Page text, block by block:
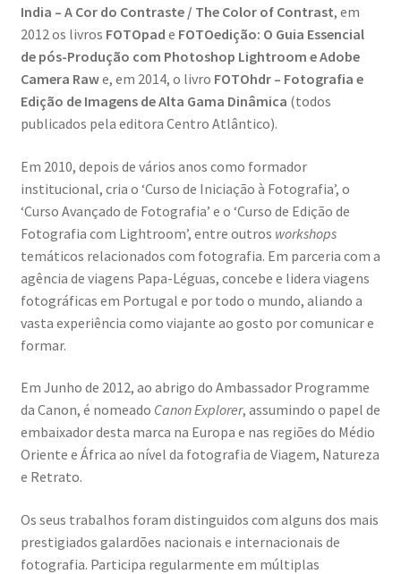
India – A Cor do Contraste / The Color of Contrast, em
2012 os livros FOTOpad e FOTOedição: O Guia Essencial
de pós-Produção com Photoshop Lightroom e Adobe
Camera Rawe, em 2014, o livro FOTOhdr – Fotografia e
Edição de Imagens de Alta Gama Dinâmica (todos
publicados pela editora Centro Atlântico).
Em 2010, depois de vários anos como formador
institucional, cria o ‘Curso de Iniciação à Fotografia’, o
‘Curso Avançado de Fotografia’ e o ‘Curso de Edição de
Fotografia com Lightroom’, entre outros workshops
temáticos relacionados com fotografia. Em parceria com a
agência de viagens Papa-Léguas, concebe e lidera viagens
fotográficas em Portugal e por todo o mundo, aliando a
vasta experiência como viajante ao gosto por comunicar e
formar.
Em Junho de 2012, ao abrigo do Ambassador Programme
da Canon, é nomeado Canon Explorer, assumindo o papel de
embaixador desta marca na Europa e nas regiões do Médio
Oriente e África ao nível da fotografia de Viagem, Natureza
e Retrato.
Os seus trabalhos foram distinguidos com alguns dos mais
prestigiados galardões nacionais e internacionais de
fotografia. Participa regularmente em múltiplas